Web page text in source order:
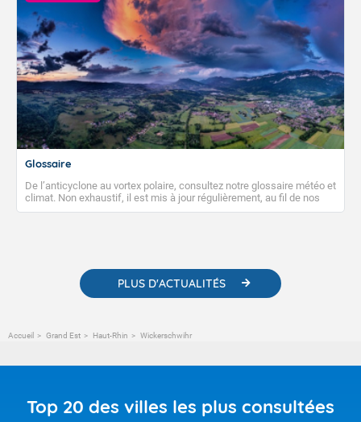
Glossaire
De l’anticyclone au vortex polaire, consultez notre glossaire météo et
climat. Non exhaustif, il est mis à jour régulièrement, au fil de nos
publications. Vous y trouverez également des liens utiles vers nos
PLUS D'ACTUALITÉS
Accueil Grand Est Haut-Rhin Wickerschwihr
Top 20 des villes les plus consultées